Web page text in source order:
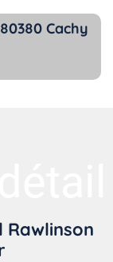
Cachy
Rawlinson